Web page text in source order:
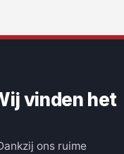
vinden het
ons ruime